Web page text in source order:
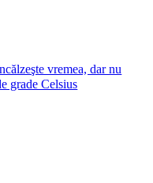
vremea, dar nu
grade Celsius